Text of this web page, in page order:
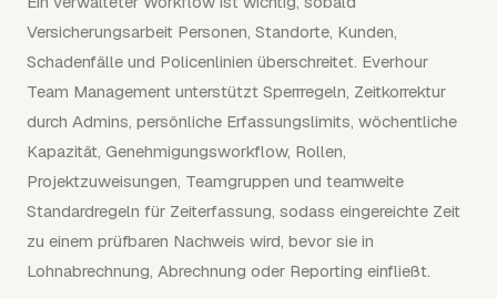
Versicherungsarbeit Personen, Standorte, Kunden,
Schadenfälle und Policenlinien überschreitet. Everhour
Team Management unterstützt Sperrregeln, Zeitkorrektur
durch Admins, persönliche Erfassungslimits, wöchentliche
Kapazität, Genehmigungsworkflow, Rollen,
Projektzuweisungen, Teamgruppen und teamweite
Standardregeln für Zeiterfassung, sodass eingereichte Zeit
zu einem prüfbaren Nachweis wird, bevor sie in
Lohnabrechnung, Abrechnung oder Reporting einfließt.